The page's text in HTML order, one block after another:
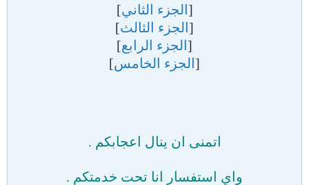
[ الجزء الثاني]
[ الجزء الثالث]
[ الجزء الرابع]
[ الجزء الخامس]
اتمنى ان ينال اعجابكم .
واي استفسار انا تحت خدمتكم .